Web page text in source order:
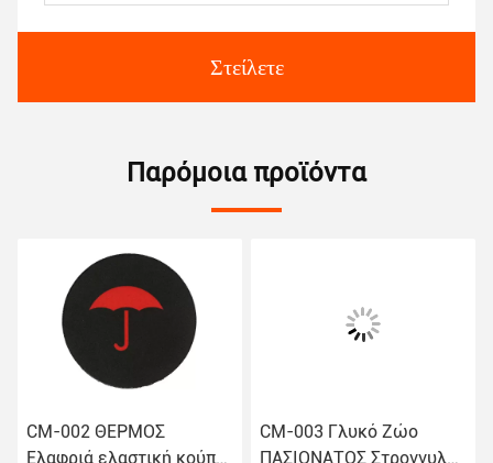
Στείλετε
Παρόμοια προϊόντα
κούπα
CM-003 Γλυκό Ζώο
ΠΑΣΙΟΝΑΤΟΣ Στρογγυλο
Φυσικό καουτσούκ
στρογγυλοπίνακες